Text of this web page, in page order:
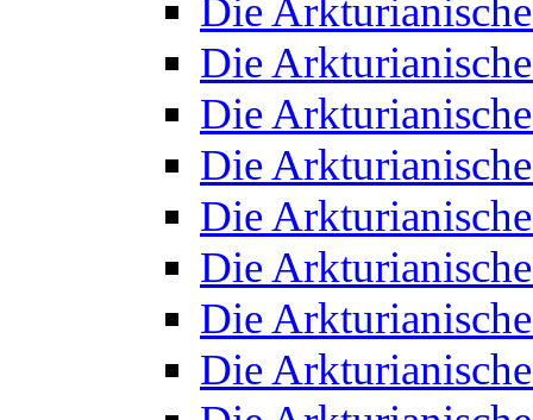
Die
Die
Die
Die
Die
Die
Die
Die